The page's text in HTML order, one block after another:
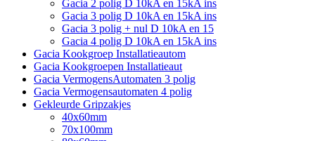
Gacia 2 polig D 10kA en 15kA ins
Gacia 3 polig D 10kA en 15kA ins
Gacia 3 polig + nul D 10kA en 15
Gacia 4 polig D 10kA en 15kA ins
Gacia Kookgroep Installatieautom
Gacia Kookgroepen Installatieaut
Gacia VermogensAutomaten 3 polig
Gacia Vermogensautomaten 4 polig
Gekleurde Gripzakjes
40x60mm
70x100mm